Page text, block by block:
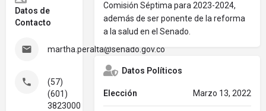
Datos de
Contacto
martha.peralta@senado.gov.co
(57)
(601)
3823000
Comisión Séptima para 2023-2024,
además de ser ponente de la reforma
a la salud en el Senado.
Datos Políticos
Elección Marzo 13, 2022